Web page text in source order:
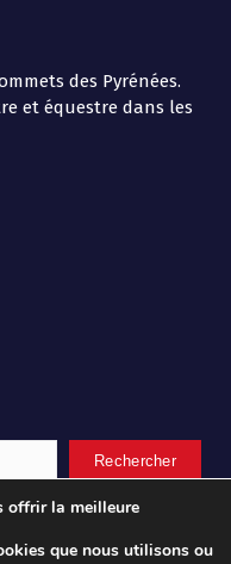
des Pyrénées.
et équestre dans les
offrir la meilleure
que nous utilisons ou